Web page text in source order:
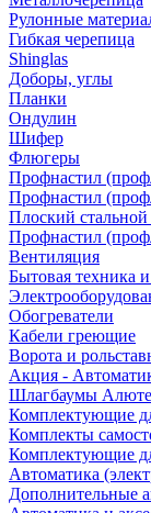
Рулонные
Гибкая черепица
Shinglas
Доборы, углы
Планки
Ондулин
Шифер
Флюгеры
Профнастил
Профнастил
Плоский стальной
Профнастил
Вентиляция
Бытовая техника
Обогреватели
Кабели греющие
Ворота и
Акция -
Шлагбаумы
Комплектующие
Комплекты
Комплектующие
Автоматика
Дополнительные